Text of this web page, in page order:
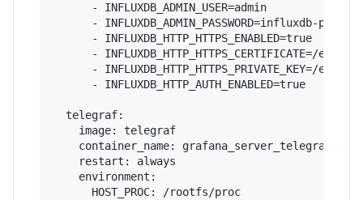
      - INFLUXDB_ADMIN_USER=admin
- INFLUXDB_ADMIN_PASSWORD=influxdb-
      - INFLUXDB_HTTP_HTTPS_ENABLED=true
- INFLUXDB_HTTP_HTTPS_CERTIFICATE=/etc/
- INFLUXDB_HTTP_HTTPS_PRIVATE_KEY=/etc/
      - INFLUXDB_HTTP_AUTH_ENABLED=true
  telegraf:
    image: telegraf
    container_name: grafana_server_telegraf
    restart: always
    environment:
      HOST_PROC: /rootfs/proc